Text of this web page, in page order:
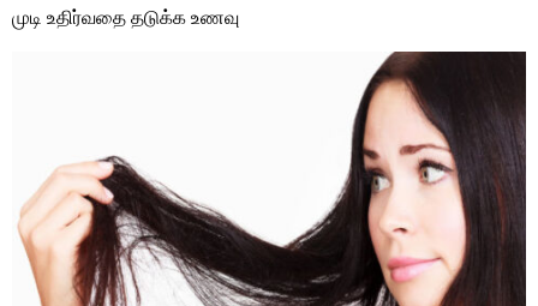
முடி உதிர்வதை தடுக்க உணவு